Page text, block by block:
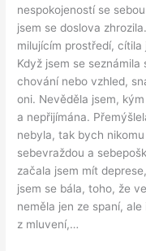
nespokojeností se
jsem se doslova
milujícím prostředí,
Když jsem se
chování nebo vzhled,
oni. Nevěděla jsem,
a nepřijímána.
nebyla, tak bych
sebevraždou a
začala jsem mít
jsem se bála, toho, že
neměla jen ze spaní,
z mluvení,…